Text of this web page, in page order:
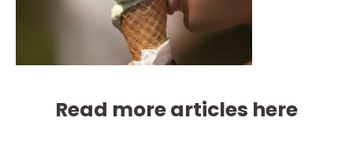
Read more articles here